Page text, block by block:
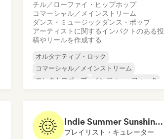
チル／ローファイ・ヒップホップ
コマーシャル／メインストリーム
ダンス・ミュージック ダンス・ポップ
アーティストに関するインパクトのある投
稿やリールを作成する
オルタナティブ・ロック
コマーシャル／メインストリーム
エレクトロポップ
インディー・フォーク
Indie Summer Sunshine (by Indie Idiots)
プレイリスト・キュレーター